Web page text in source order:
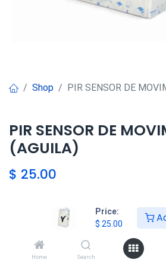
Price:
$ 25.00
Home Search
Shop PIR SENSOR DE
PIR SENSOR DE
(AGUILA)
$ 25.00
Agregar a la lista de deseos